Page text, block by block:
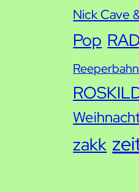
Nick Cave
Pop
zakk